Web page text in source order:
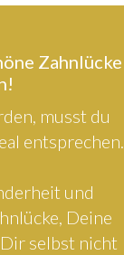
Zahnlücke
musst du
entsprechen.
und
Deine
selbst nicht